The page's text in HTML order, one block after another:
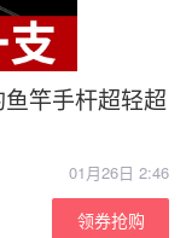
竿手杆超轻超
01月26日 2:46
领券抢购